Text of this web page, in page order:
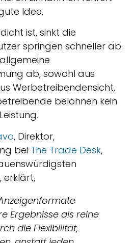
Idee.
ist, sinkt die
springen schneller ab.
ab, sowohl aus
Werbetreibendensicht.
belohnen kein
, Direktor,
bei The Trade Desk,
erklärt,
Ergebnisse als reine
die Flexibilität,